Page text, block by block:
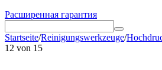
Расширенная гарантия
Startseite/Reinigungswerkzeuge/
12 von 15